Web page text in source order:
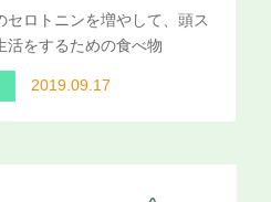
セロトニンを増やして、頭ス
活をするための食べ物
2019.09.17